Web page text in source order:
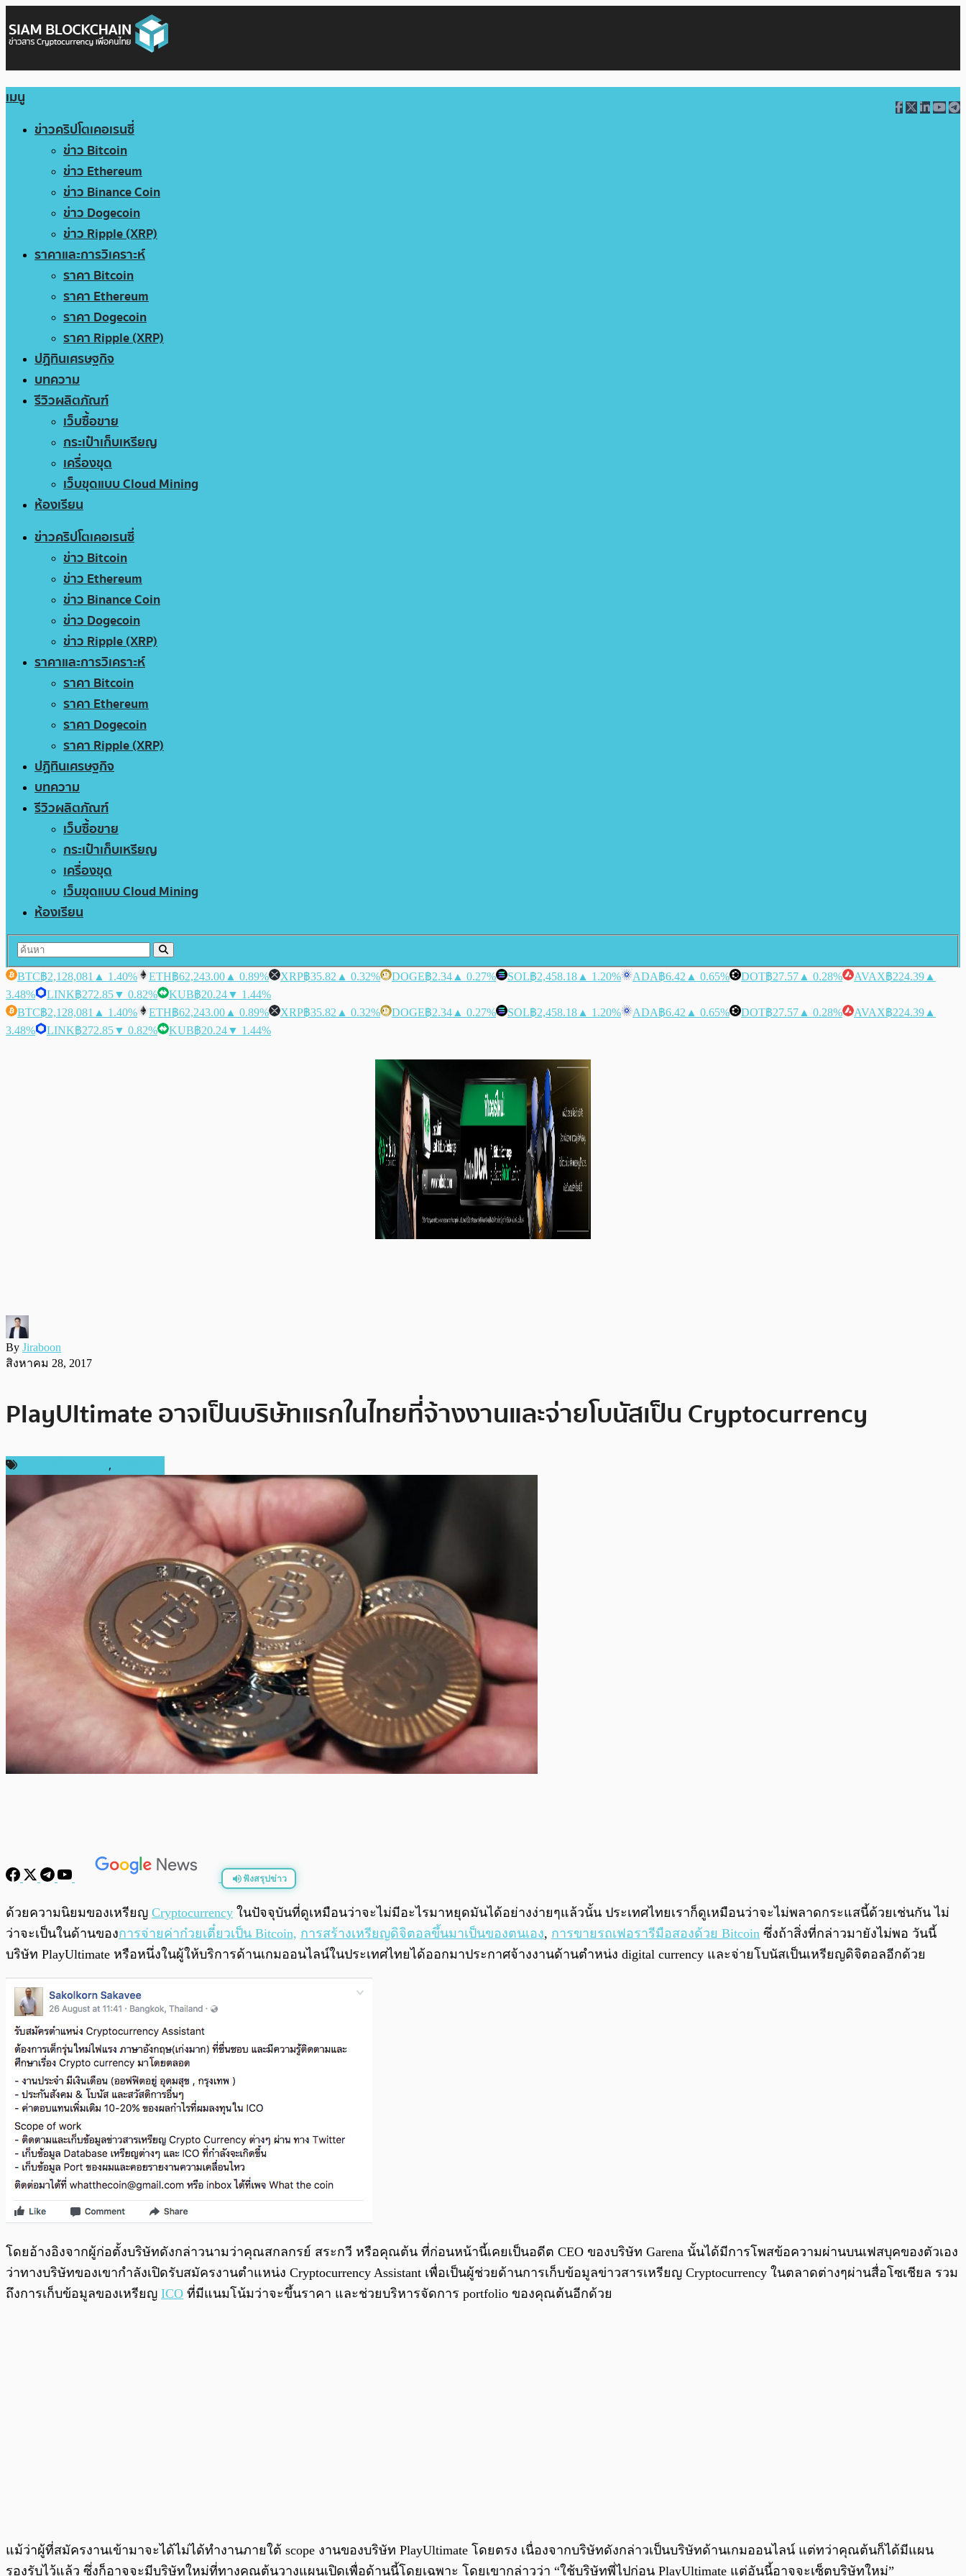
เมนู
ข่าวคริปโตเคอเรนซี่
ข่าว Bitcoin
ข่าว Ethereum
ข่าว Binance Coin
ข่าว Dogecoin
ข่าว Ripple (XRP)
ราคาและการวิเคราะห์
ราคา Bitcoin
ราคา Ethereum
ราคา Dogecoin
ราคา Ripple (XRP)
ปฏิทินเศรษฐกิจ
บทความ
รีวิวผลิตภัณฑ์
เว็บซื้อขาย
กระเป๋าเก็บเหรียญ
เครื่องขุด
เว็บขุดแบบ Cloud Mining
ห้องเรียน
ข่าวคริปโตเคอเรนซี่
ข่าว Bitcoin
ข่าว Ethereum
ข่าว Binance Coin
ข่าว Dogecoin
ข่าว Ripple (XRP)
ราคาและการวิเคราะห์
ราคา Bitcoin
ราคา Ethereum
ราคา Dogecoin
ราคา Ripple (XRP)
ปฏิทินเศรษฐกิจ
บทความ
รีวิวผลิตภัณฑ์
เว็บซื้อขาย
กระเป๋าเก็บเหรียญ
เครื่องขุด
เว็บขุดแบบ Cloud Mining
ห้องเรียน
BTC฿2,128,081 ▲ 1.40% ETH฿62,243.00 ▲ 0.89% XRP฿35.82 ▲ 0.32% DOGE฿2.34 ▲ 0.27% SOL฿2,458.18 ▲ 1.20% ADA฿6.42 ▲ 0.65% DOT฿27.57 ▲ 0.28% AVAX฿224.39 ▲
3.48%
LINK฿272.85▼ 0.82% KUB฿20.24▼ 1.44%
BTC฿2,128,081 ▲ 1.40% ETH฿62,243.00 ▲ 0.89% XRP฿35.82 ▲ 0.32% DOGE฿2.34 ▲ 0.27% SOL฿2,458.18 ▲ 1.20% ADA฿6.42 ▲ 0.65% DOT฿27.57 ▲ 0.28% AVAX฿224.39 ▲
3.48%
LINK฿272.85▼ 0.82% KUB฿20.24▼ 1.44%
By Jiraboon
สิงหาคม 28, 2017
PlayUltimate อาจเป็นบริษัทแรกในไทยที่จ้างงานและจ่ายโบนัสเป็น Cryptocurrency
,
ฟังสรุปข่าว
พร้อมเล่น 0:00 0:00
ด้วยความนิยมของเหรียญ Cryptocurrency ในปัจจุบันที่ดูเหมือนว่าจะไม่มีอะไรมาหยุดมันได้อย่างง่ายๆแล้วนั้น ประเทศไทยเราก็ดูเหมือนว่าจะไม่พลาดกระแสนี้ด้วยเช่นกัน ไม่
ว่าจะเป็นในด้านของการจ่ายค่าก๋วยเตี๋ยวเป็น Bitcoin, การสร้างเหรียญดิจิตอลขึ้นมาเป็นของตนเอง, การขายรถเฟอรารีมือสองด้วย Bitcoin ซึ่งถ้าสิ่งที่กล่าวมายังไม่พอ วันนี้
บริษัท PlayUltimate หรือหนึ่งในผู้ให้บริการด้านเกมออนไลน์ในประเทศไทยได้ออกมาประกาศจ้างงานด้านตำหน่ง digital currency และจ่ายโบนัสเป็นเหรียญดิจิตอลอีกด้วย
โดยอ้างอิงจากผู้ก่อตั้งบริษัทดังกล่าวนามว่าคุณสกลกรย์ สระกวี หรือคุณต้น ที่ก่อนหน้านี้เคยเป็นอดีต CEO ของบริษัท Garena นั้นได้มีการโพสข้อความผ่านบนเฟสบุคของตัวเอง
ว่าทางบริษัทของเขากำลังเปิดรับสมัครงานตำแหน่ง Cryptocurrency Assistant เพื่อเป็นผู้ช่วยด้านการเก็บข้อมูลข่าวสารเหรียญ Cryptocurrency ในตลาดต่างๆผ่านสื่อโซเชียล รวม
ถึงการเก็บข้อมูลของเหรียญ ICO ที่มีแนมโน้มว่าจะขึ้นราคา และช่วยบริหารจัดการ portfolio ของคุณต้นอีกด้วย
แม้ว่าผู้ที่สมัครงานเข้ามาจะได้ไม่ได้ทำงานภายใต้ scope งานของบริษัท PlayUltimate โดยตรง เนื่องจากบริษัทดังกล่าวเป็นบริษัทด้านเกมออนไลน์ แต่ทว่าคุณต้นก็ได้มีแผน
รองรับไว้แล้ว ซึ่งก็อาจจะมีบริษัทใหม่ที่ทางคุณต้นวางแผนเปิดเพื่อด้านนี้โดยเฉพาะ โดยเขากล่าวว่า “ใช้บริษัทพี่ไปก่อน PlayUltimate แต่อันนี้อาจจะเซ็ตบริษัทใหม่”